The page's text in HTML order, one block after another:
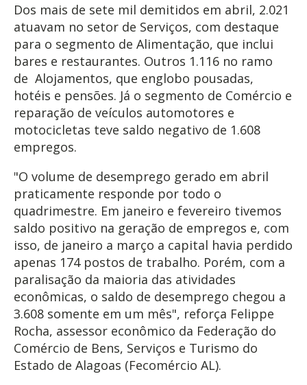
Dos mais de sete mil demitidos em abril, 2.021
atuavam no setor de Serviços, com destaque
para o segmento de Alimentação, que inclui
bares e restaurantes. Outros 1.116 no ramo
de Alojamentos, que englobo pousadas,
hotéis e pensões. Já o segmento de Comércio e
reparação de veículos automotores e
motocicletas teve saldo negativo de 1.608
empregos.
"O volume de desemprego gerado em abril
praticamente responde por todo o
quadrimestre. Em janeiro e fevereiro tivemos
saldo positivo na geração de empregos e, com
isso, de janeiro a março a capital havia perdido
apenas 174 postos de trabalho. Porém, com a
paralisação da maioria das atividades
econômicas, o saldo de desemprego chegou a
3.608 somente em um mês", reforça Felippe
Rocha, assessor econômico da Federação do
Comércio de Bens, Serviços e Turismo do
Estado de Alagoas (Fecomércio AL).